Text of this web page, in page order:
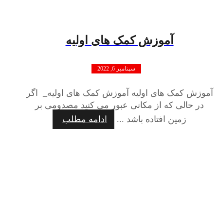
آموزش کمک های اولیه
سپتامبر 6, 2022
آموزش کمک های اولیه آموزش کمک های اولیه_ اگر
در حالی که از مکانی عبور می کنید مصدومی بر
زمین افتاده باشد ...
ادامه مطلب